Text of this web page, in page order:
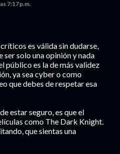
7:17 p.m.
es válida sin dudarse,
ser solo una opinión y nada
público es la de más validez
ya sea cyber o como
que debes de respetar esa
estar seguro, es que el
como The Dark Knight.
que sientas una